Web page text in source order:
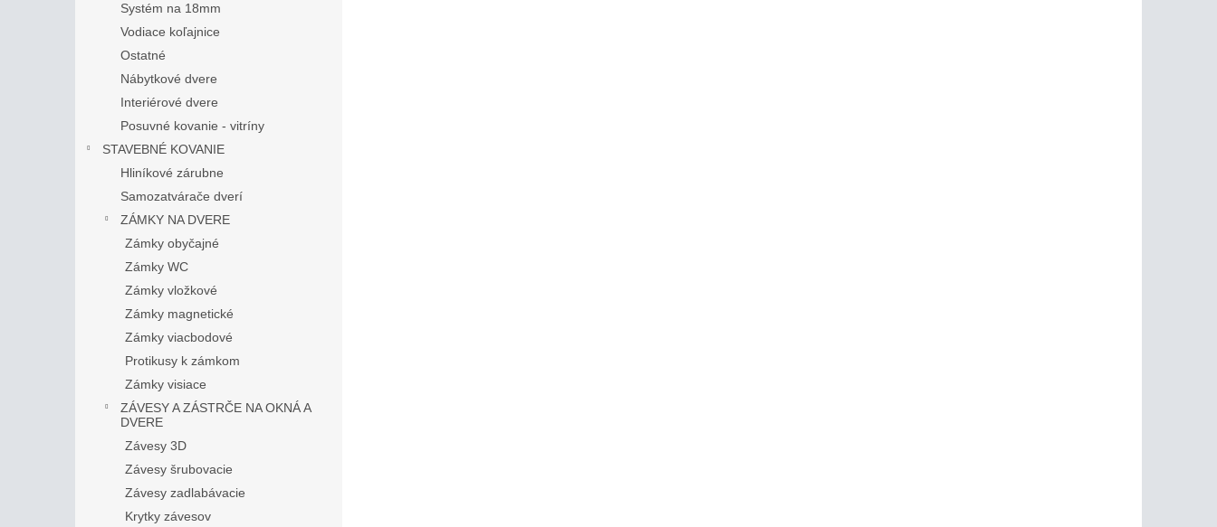
Systém na 18mm
Vodiace koľajnice
Ostatné
Nábytkové dvere
Interiérové dvere
Posuvné kovanie - vitríny
STAVEBNÉ KOVANIE
Hliníkové zárubne
Samozatvárače dverí
ZÁMKY NA DVERE
Zámky obyčajné
Zámky WC
Zámky vložkové
Zámky magnetické
Zámky viacbodové
Protikusy k zámkom
Zámky visiace
ZÁVESY A ZÁSTRČE NA OKNÁ A
DVERE
Závesy 3D
Závesy šrubovacie
Závesy zadlabávacie
Krytky závesov